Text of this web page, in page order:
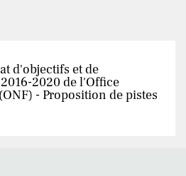
d'objectifs et de
2020 de l'Office
- Proposition de pistes